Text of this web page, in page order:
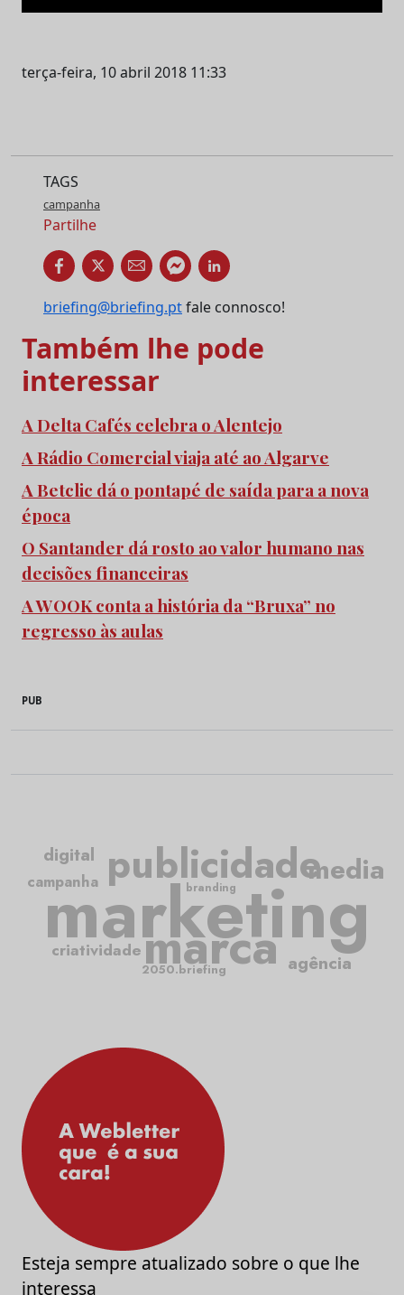
terça-feira, 10 abril 2018 11:33
TAGS
campanha
Partilhe
briefing@briefing.ptfale connosco!
Também lhe pode
interessar
A Delta Cafés celebra o Alentejo
A Rádio Comercial viaja até ao Algarve
A Betclic dá o pontapé de saída para a nova
época
O Santander dá rosto ao valor humano nas
decisões financeiras
A WOOK conta a história da “Bruxa” no
regresso às aulas
PUB
marketing
publicidade
marca
criatividade
campanha media
agência
digital
2050.briefing
branding
Esteja sempre atualizado sobre o que lhe
interessa